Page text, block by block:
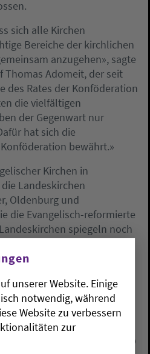
sich alle Kirchen
Bereiche der kirchlichen
anzugehen», sagte
Thomas Adomeit, der seit
des Rates der Konföderation
die vielfältigen
der Gegenwart nur
hat sich die
bewährt.»
Kirchen in
Landeskirchen
Oldenburg und
die Evangelisch-reformierte
spiegeln noch
Braunschweig,
Schaumburg-Lippe, aus
hervorging.
die Konföderation,
dem Land gemeinsam
zusammen knapp
unserer Website. Einige
notwendig, während
Website zu verbessern
zur